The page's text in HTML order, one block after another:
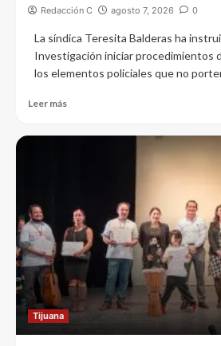
Redacción C agosto 7, 2026 0
La síndica Teresita Balderas ha
Investigación iniciar procedimientos
los elementos policiales que no
Leer más
Tijuana